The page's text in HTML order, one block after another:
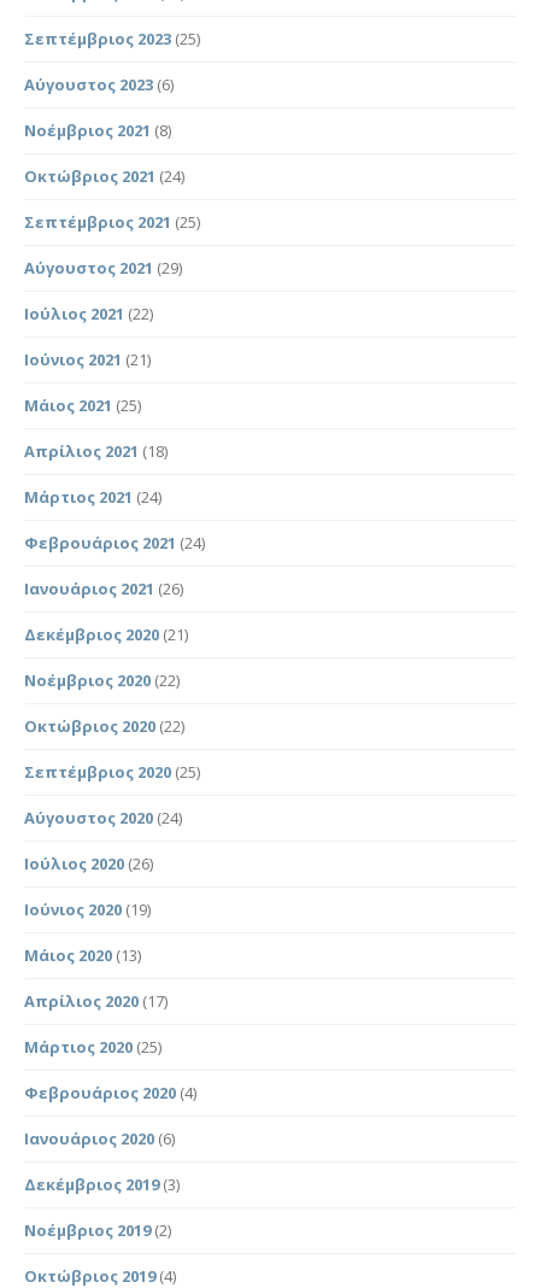
Σεπτέμβριος 2023 (25)
Αύγουστος 2023 (6)
Νοέμβριος 2021 (8)
Οκτώβριος 2021 (24)
Σεπτέμβριος 2021 (25)
Αύγουστος 2021 (29)
Ιούλιος 2021 (22)
Ιούνιος 2021 (21)
Μάιος 2021 (25)
Απρίλιος 2021 (18)
Μάρτιος 2021 (24)
Φεβρουάριος 2021 (24)
Ιανουάριος 2021 (26)
Δεκέμβριος 2020 (21)
Νοέμβριος 2020 (22)
Οκτώβριος 2020 (22)
Σεπτέμβριος 2020 (25)
Αύγουστος 2020 (24)
Ιούλιος 2020 (26)
Ιούνιος 2020 (19)
Μάιος 2020 (13)
Απρίλιος 2020 (17)
Μάρτιος 2020 (25)
Φεβρουάριος 2020 (4)
Ιανουάριος 2020 (6)
Δεκέμβριος 2019(3)
Νοέμβριος 2019(2)
Οκτώβριος 2019(4)